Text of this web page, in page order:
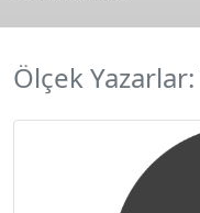
Ölçek Yazarlar: